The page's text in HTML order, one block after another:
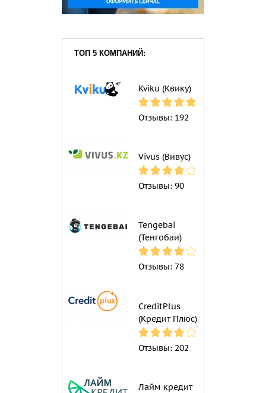
ТОП 5 КОМПАНИЙ:
Kviku (Квику)
Отзывы: 192
Vivus (Вивус)
Отзывы: 90
Tengebai
(Тенгобаи)
Отзывы: 78
CreditPlus
(Кредит Плюс)
Отзывы: 202
Лайм кредит